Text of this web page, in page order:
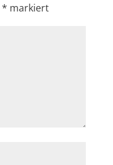
* markiert